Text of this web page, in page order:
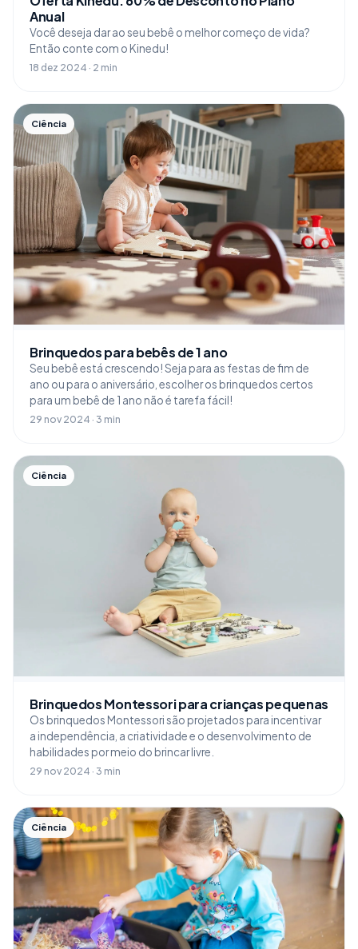
Anual
Você deseja dar ao seu bebê o melhor começo de vida?
Então conte com o Kinedu!
18 dez 2024 · 2 min
Ciência
Brinquedos para bebês de 1 ano
Seu bebê está crescendo! Seja para as festas de fim de
ano ou para o aniversário, escolher os brinquedos certos
para um bebê de 1 ano não é tarefa fácil!
29 nov 2024 · 3 min
Ciência
Brinquedos Montessori para crianças pequenas
Os brinquedos Montessori são projetados para incentivar
a independência, a criatividade e o desenvolvimento de
habilidades por meio do brincar livre.
29 nov 2024 · 3 min
Ciência